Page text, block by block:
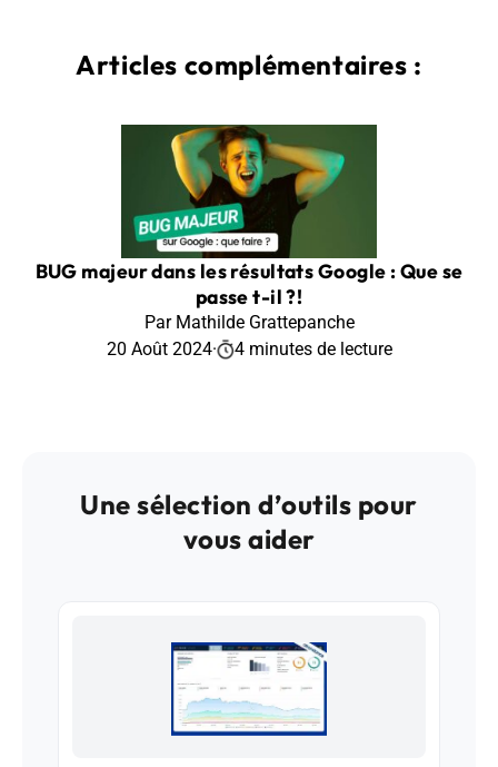
Articles complémentaires :
BUG majeur dans les résultats Google : Que se
passe t-il ?!
Par Mathilde Grattepanche
20 Août 2024· 4 minutes de lecture
Une sélection d’outils pour
vous aider